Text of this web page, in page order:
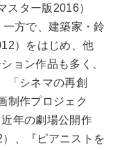
スター版2016）
方で、建築家・鈴
）をはじめ、他
ョン作品も多く、
「シネマの再創
制作プロジェク
年の劇場公開作
、『ピアニストを